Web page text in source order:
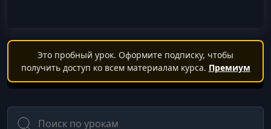
Это пробный урок. Оформите подписку, чтобы
получить доступ ко всем материалам курса. Премиум
Поиск